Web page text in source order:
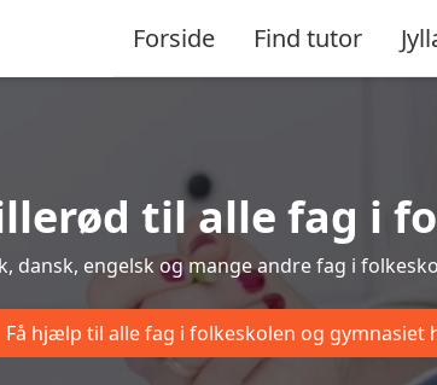
Forside Find tutor
til alle fag i
dansk, engelsk og mange andre fag i
Få hjælp til alle fag i folkeskolen og gymnasiet